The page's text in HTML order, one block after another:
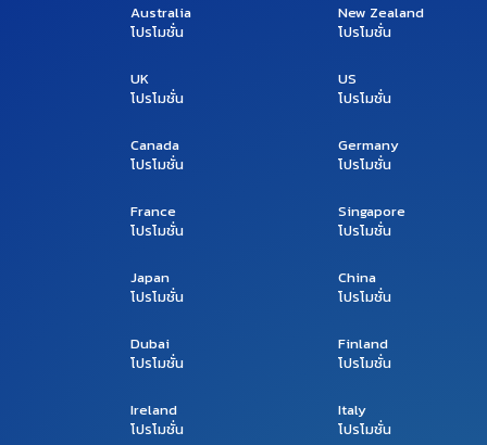
Australia
โปรโมชั่น
New Zealand
โปรโมชั่น
UK
โปรโมชั่น
US
โปรโมชั่น
Canada
โปรโมชั่น
Germany
โปรโมชั่น
France
โปรโมชั่น
Singapore
โปรโมชั่น
Japan
โปรโมชั่น
China
โปรโมชั่น
Dubai
โปรโมชั่น
Finland
โปรโมชั่น
Ireland
โปรโมชั่น
Italy
โปรโมชั่น